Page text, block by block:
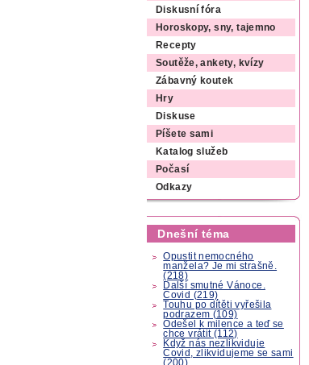
Diskusní fóra
Horoskopy, sny, tajemno
Recepty
Soutěže, ankety, kvízy
Zábavný koutek
Hry
Diskuse
Píšete sami
Katalog služeb
Počasí
Odkazy
Dnešní téma
Opustit nemocného
manžela? Je mi strašně.
(218)
Další smutné Vánoce.
Covid (219)
Touhu po dítěti vyřešila
podrazem (109)
Odešel k milence a teď se
chce vrátit (112)
Když nás nezlikviduje
Covid, zlikvidujeme se sami
(200)